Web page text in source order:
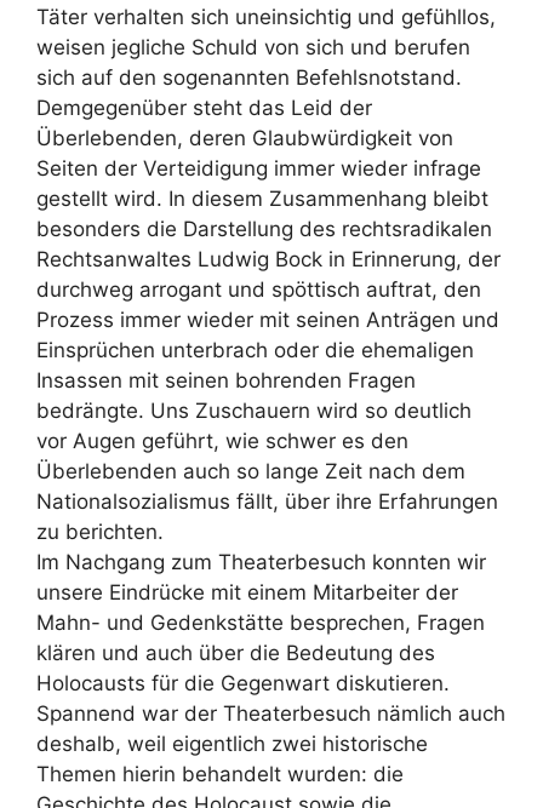
Täter verhalten sich uneinsichtig und gefühllos,
weisen jegliche Schuld von sich und berufen
sich auf den sogenannten Befehlsnotstand.
Demgegenüber steht das Leid der
Überlebenden, deren Glaubwürdigkeit von
Seiten der Verteidigung immer wieder infrage
gestellt wird. In diesem Zusammenhang bleibt
besonders die Darstellung des rechtsradikalen
Rechtsanwaltes Ludwig Bock in Erinnerung, der
durchweg arrogant und spöttisch auftrat, den
Prozess immer wieder mit seinen Anträgen und
Einsprüchen unterbrach oder die ehemaligen
Insassen mit seinen bohrenden Fragen
bedrängte. Uns Zuschauern wird so deutlich
vor Augen geführt, wie schwer es den
Überlebenden auch so lange Zeit nach dem
Nationalsozialismus fällt, über ihre Erfahrungen
zu berichten.
Im Nachgang zum Theaterbesuch konnten wir
unsere Eindrücke mit einem Mitarbeiter der
Mahn- und Gedenkstätte besprechen, Fragen
klären und auch über die Bedeutung des
Holocausts für die Gegenwart diskutieren.
Spannend war der Theaterbesuch nämlich auch
deshalb, weil eigentlich zwei historische
Themen hierin behandelt wurden: die